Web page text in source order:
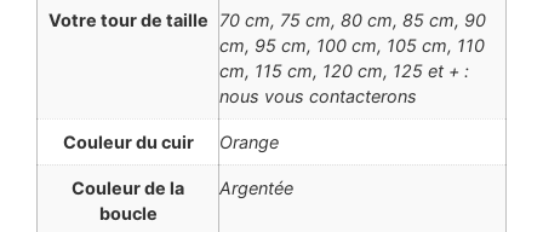
Votre tour de taille
70 cm, 75 cm, 80 cm, 85 cm, 90
cm, 95 cm, 100 cm, 105 cm, 110
cm, 115 cm, 120 cm, 125 et + :
nous vous contacterons
Couleur du cuir Orange
Couleur de la
boucle
Argentée